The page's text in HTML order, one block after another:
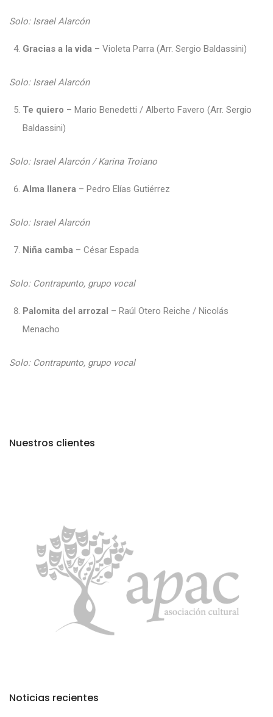
Solo: Israel Alarcón
Gracias a la vida – Violeta Parra (Arr. Sergio Baldassini)
Solo: Israel Alarcón
Te quiero – Mario Benedetti / Alberto Favero (Arr. Sergio
Baldassini)
Solo: Israel Alarcón / Karina Troiano
Alma llanera – Pedro Elías Gutiérrez
Solo: Israel Alarcón
Niña camba – César Espada
Solo: Contrapunto, grupo vocal
Palomita del arrozal – Raúl Otero Reiche / Nicolás
Menacho
Solo: Contrapunto, grupo vocal
Nuestros clientes
Noticias recientes